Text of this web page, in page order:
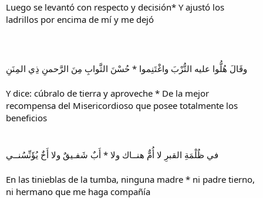
Luego se levantó con respecto y decisión* Y ajustó los
ladrillos por encima de mí y me dejó
وقَالَ هُلُّوا عليه التُّرْبَ واغْتَنِموا * حُسْنَ الثَّوابِ مِنَ الرَّحمنِ ذِي المِنَنِ
Y dice: cúbralo de tierra y aproveche * De la mejor
recompensa del Misericordioso que posee totalmente los
beneficios
في ظُلْمَةِ القبرِ لا أُمٌّ هنــاك ولا * أَبٌ شَفـيقٌ ولا أَخٌ يُؤَنِّسُنــي
En las tinieblas de la tumba, ninguna madre * ni padre tierno,
ni hermano que me haga compañía